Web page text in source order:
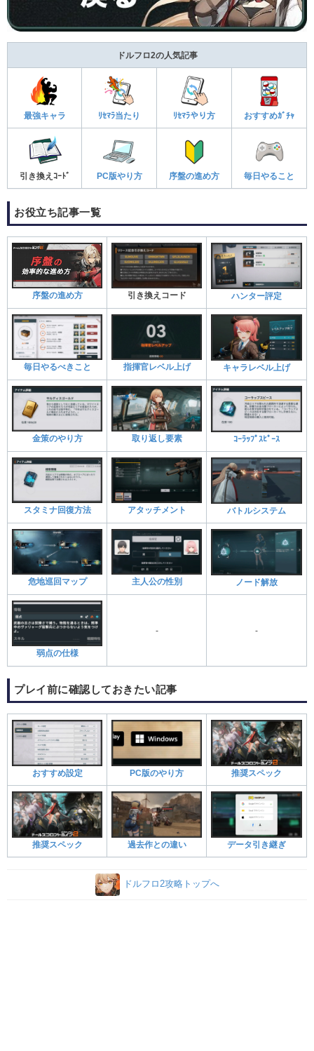
ドルフロ2の人気記事
最強キャラ ﾘｾﾏﾗ当たり ﾘｾﾏﾗやり方 おすすめｶﾞﾁｬ
引き換えｺｰﾄﾞ PC版やり方 序盤の進め方 毎日やること
お役立ち記事一覧
序盤の進め方 引き換えコード ハンター評定
毎日やるべきこと 指揮官レベル上げ キャラレベル上げ
金策のやり方 取り返し要素 ｺｰﾗｯﾌﾟｽﾋﾟｰｽ
スタミナ回復方法 アタッチメント バトルシステム
危地巡回マップ 主人公の性別 ノード解放
弱点の仕様
- -
プレイ前に確認しておきたい記事
おすすめ設定 PC版のやり方 推奨スペック
推奨スペック 過去作との違い データ引き継ぎ
ドルフロ2攻略トップへ